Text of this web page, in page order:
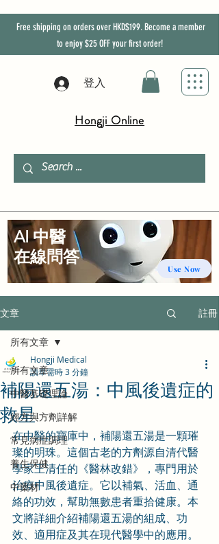
Free shipping on orders over HKD$199. Become a member
to enjoy$25 OFFyour first order!
登入
Hongji Online
文章 註冊
所有文章
中醫基礎理論
經方與方劑詳解
常見病症調理
養生保健
中藥材
所有文章
補陽還五湯：中風後遺症的
救星
Hongji Medical
讀畢需時 3 分鐘
在中醫的寶庫中，補陽還五湯是一顆璀
璨的明珠。這個古老的方劑源自清代醫
學家王清任的《醫林改錯》，專門用於
治療中風後遺症。它以補氣、活血、通
絡的功效，幫助無數患者重拾健康。本
文將詳細介紹補陽還五湯的組成、功
效、適用症及其在現代醫學中的應用。
Use Now
AI 中醫
​在線問答